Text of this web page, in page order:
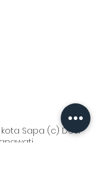
Sapa (c) Desi